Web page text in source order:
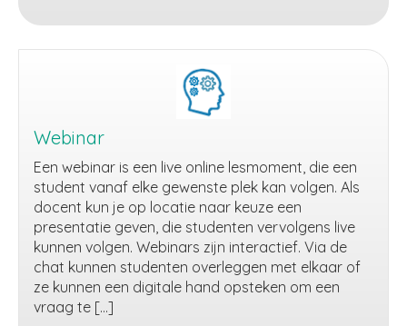
Webinar
Een webinar is een live online lesmoment, die een
student vanaf elke gewenste plek kan volgen. Als
docent kun je op locatie naar keuze een
presentatie geven, die studenten vervolgens live
kunnen volgen. Webinars zijn interactief. Via de
chat kunnen studenten overleggen met elkaar of
ze kunnen een digitale hand opsteken om een
vraag te […]